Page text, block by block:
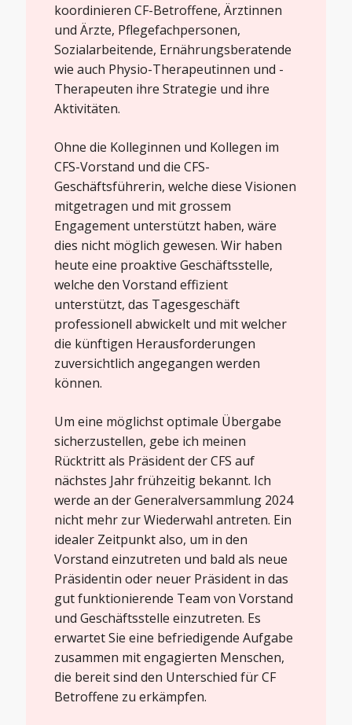
koordinieren CF-Betroffene, Ärztinnen
und Ärzte, Pflegefachpersonen,
Sozialarbeitende, Ernährungsberatende
wie auch Physio-Therapeutinnen und -
Therapeuten ihre Strategie und ihre
Aktivitäten.
Ohne die Kolleginnen und Kollegen im
CFS-Vorstand und die CFS-
Geschäftsführerin, welche diese Visionen
mitgetragen und mit grossem
Engagement unterstützt haben, wäre
dies nicht möglich gewesen. Wir haben
heute eine proaktive Geschäftsstelle,
welche den Vorstand effizient
unterstützt, das Tagesgeschäft
professionell abwickelt und mit welcher
die künftigen Herausforderungen
zuversichtlich angegangen werden
können.
Um eine möglichst optimale Übergabe
sicherzustellen, gebe ich meinen
Rücktritt als Präsident der CFS auf
nächstes Jahr frühzeitig bekannt. Ich
werde an der Generalversammlung 2024
nicht mehr zur Wiederwahl antreten. Ein
idealer Zeitpunkt also, um in den
Vorstand einzutreten und bald als neue
Präsidentin oder neuer Präsident in das
gut funktionierende Team von Vorstand
und Geschäftsstelle einzutreten. Es
erwartet Sie eine befriedigende Aufgabe
zusammen mit engagierten Menschen,
die bereit sind den Unterschied für CF
Betroffene zu erkämpfen.